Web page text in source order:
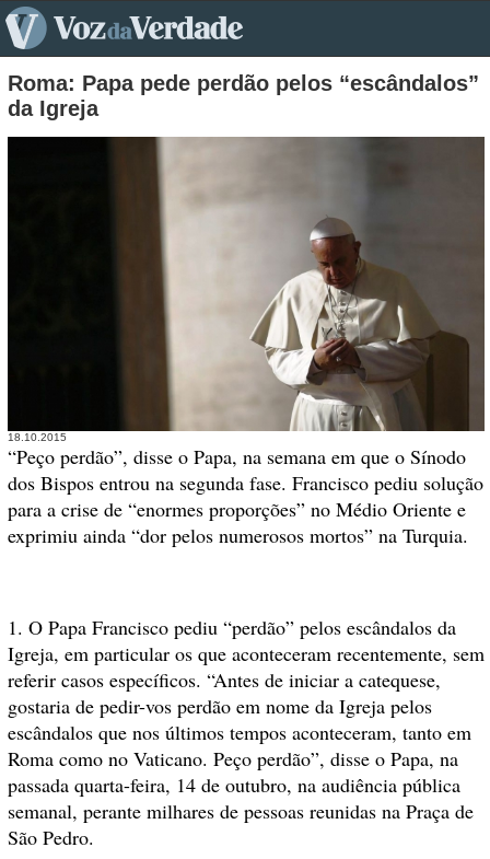
Roma: Papa pede perdão pelos “escândalos”
da Igreja
18.10.2015
“Peço perdão”, disse o Papa, na semana em que o Sínodo
dos Bispos entrou na segunda fase. Francisco pediu solução
para a crise de “enormes proporções” no Médio Oriente e
exprimiu ainda “dor pelos numerosos mortos” na Turquia.
1. O Papa Francisco pediu “perdão” pelos escândalos da
Igreja, em particular os que aconteceram recentemente, sem
referir casos específicos. “Antes de iniciar a catequese,
gostaria de pedir-vos perdão em nome da Igreja pelos
escândalos que nos últimos tempos aconteceram, tanto em
Roma como no Vaticano. Peço perdão”, disse o Papa, na
passada quarta-feira, 14 de outubro, na audiência pública
semanal, perante milhares de pessoas reunidas na Praça de
São Pedro.